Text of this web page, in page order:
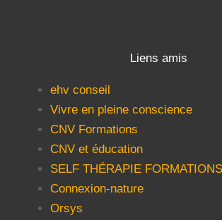
Liens amis
ehv conseil
Vivre en pleine conscience
CNV Formations
CNV et éducation
SELF THÉRAPIE FORMATIONS
Connexion-nature
Orsys